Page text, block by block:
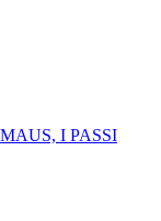
I PASSI